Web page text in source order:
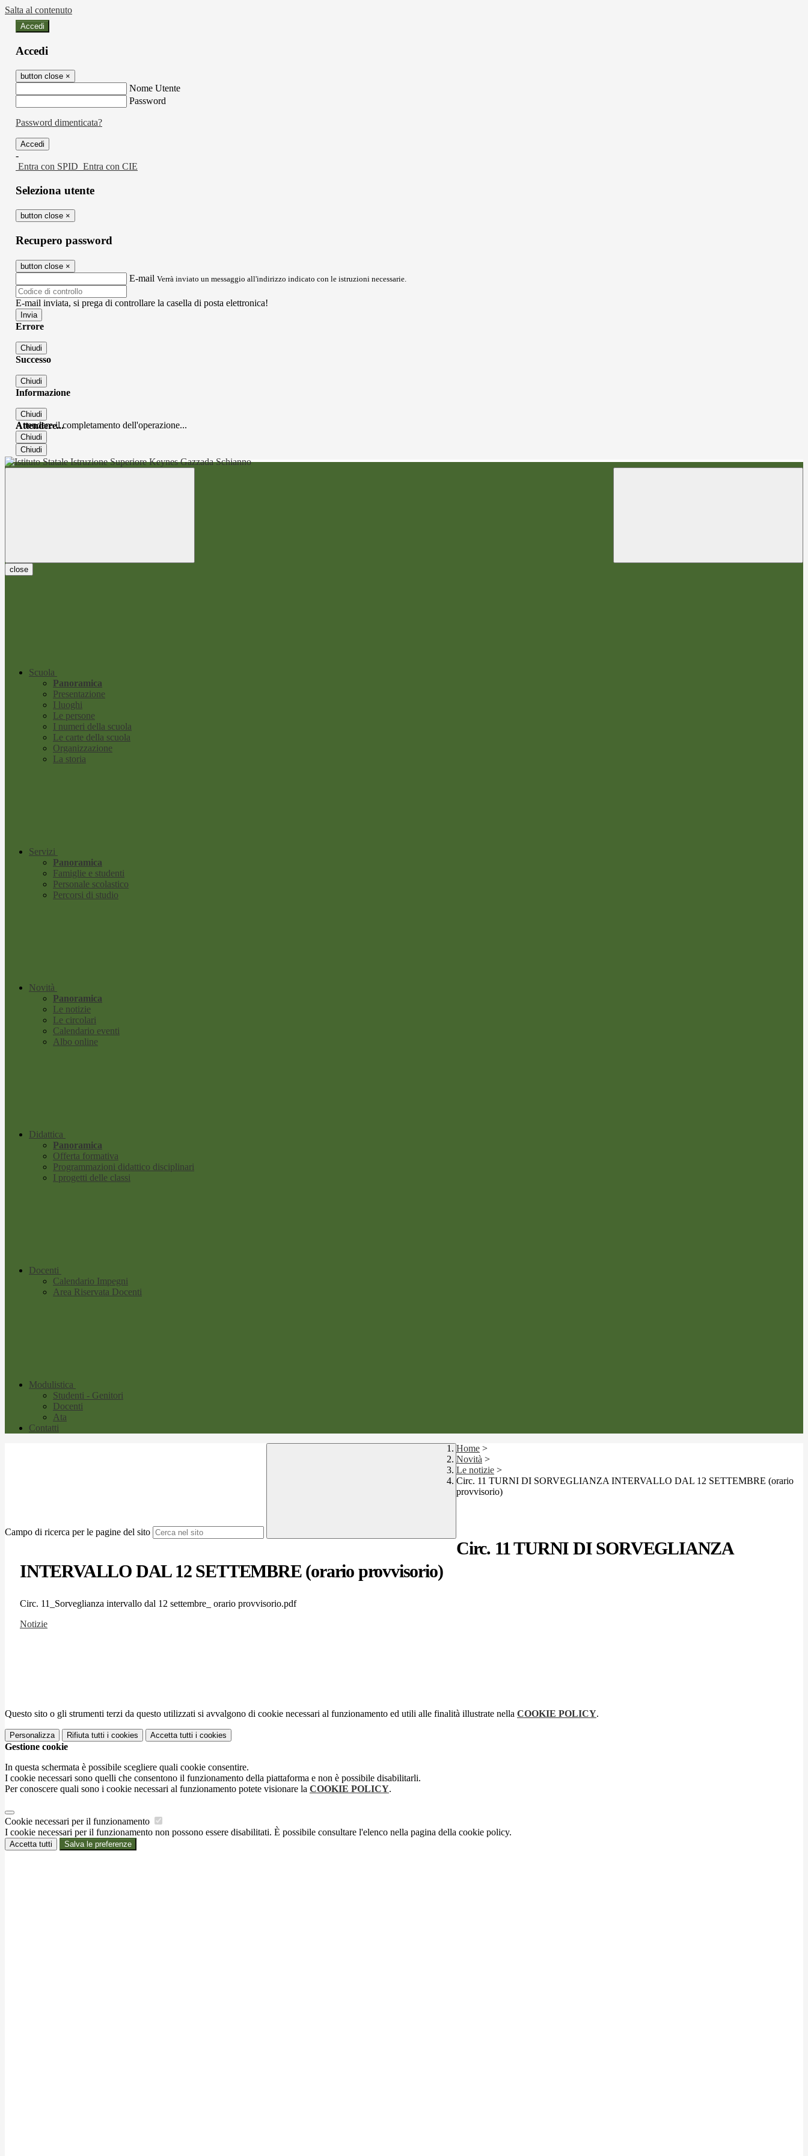
Salta al contenuto
Accedi
Accedi
button close ×
Nome Utente
Password
Password dimenticata?
-
Entra con SPID Entra con CIE
Seleziona utente
button close ×
Recupero password
button close ×
E-mail Verrà inviato un messaggio all'indirizzo indicato con le istruzioni necessarie.
E-mail inviata, si prega di controllare la casella di posta elettronica!
Errore
Chiudi
Successo
Chiudi
Informazione
Chiudi
Attendere...
Attendere il completamento dell'operazione...
Chiudi
Chiudi
close
Scuola
Panoramica
Presentazione
I luoghi
Le persone
I numeri della scuola
Le carte della scuola
Organizzazione
La storia
Servizi
Panoramica
Famiglie e studenti
Personale scolastico
Percorsi di studio
Novità
Panoramica
Le notizie
Le circolari
Calendario eventi
Albo online
Didattica
Panoramica
Offerta formativa
Programmazioni didattico disciplinari
I progetti delle classi
Docenti
Calendario Impegni
Area Riservata Docenti
Modulistica
Studenti - Genitori
Docenti
Ata
Contatti
Campo di ricerca per le pagine del sito
Home >
Novità >
Le notizie >
Circ. 11 TURNI DI SORVEGLIANZA INTERVALLO DAL 12 SETTEMBRE (orario
provvisorio)
Circ. 11 TURNI DI SORVEGLIANZA
INTERVALLO DAL 12 SETTEMBRE (orario provvisorio)
Circ. 11_Sorveglianza intervallo dal 12 settembre_ orario provvisorio.pdf
Notizie
Questo sito o gli strumenti terzi da questo utilizzati si avvalgono di cookie necessari al funzionamento ed utili alle finalità illustrate nella COOKIE POLICY.
Personalizza Rifiuta tutti i cookies Accetta tutti i cookies
Gestione cookie
In questa schermata è possibile scegliere quali cookie consentire.
I cookie necessari sono quelli che consentono il funzionamento della piattaforma e non è possibile disabilitarli.
Per conoscere quali sono i cookie necessari al funzionamento potete visionare la COOKIE POLICY.
Cookie necessari per il funzionamento
I cookie necessari per il funzionamento non possono essere disabilitati. È possibile consultare l'elenco nella pagina della cookie policy.
Accetta tutti Salva le preferenze